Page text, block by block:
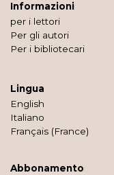
Informazioni
per i lettori
Per gli autori
Per i bibliotecari
Lingua
English
Italiano
Français (France)
Abbonamento